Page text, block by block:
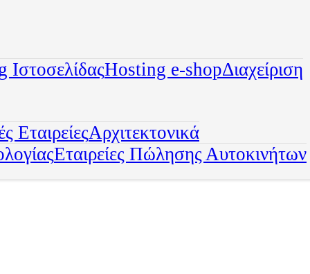
ΙστοσελίδαςHosting e-shopΔιαχείριση
ΕταιρείεςΑρχιτεκτονικά
Εταιρείες Πώλησης Αυτοκινήτων